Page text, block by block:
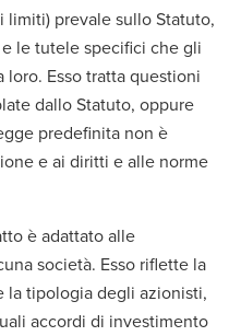
limiti) prevale sullo Statuto,
le tutele specifici che gli
Esso tratta questioni
dallo Statuto, oppure
predefinita non è
e ai diritti e alle norme
è adattato alle
società. Esso riflette la
la tipologia degli azionisti,
accordi di investimento